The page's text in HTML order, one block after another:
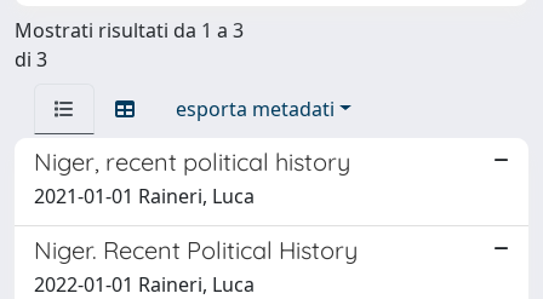
Mostrati risultati da 1 a 3
di 3
esporta metadati
Niger, recent political history
2021-01-01 Raineri, Luca
Niger. Recent Political History
2022-01-01 Raineri, Luca